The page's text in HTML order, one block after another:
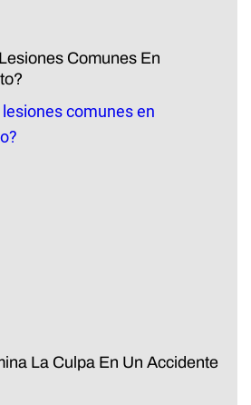
Comunes En
La Culpa En Un Accidente